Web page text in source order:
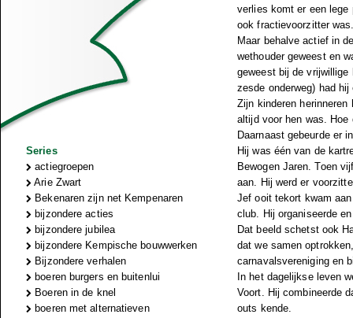
Series
actiegroepen
Arie Zwart
Bekenaren zijn net Kempenaren
bijzondere acties
bijzondere jubilea
bijzondere Kempische bouwwerken
Bijzondere verhalen
boeren burgers en buitenlui
Boeren in de knel
boeren met alternatieven
verlies komt er een lege
ook fractievoorzitter
Maar behalve actief in
wethouder geweest en
geweest bij de vrijwillige
zesde onderweg) had
Zijn kinderen
altijd voor hen was.
Daarnaast gebeurde er
Hij was één van de
Bewogen Jaren. Toen
aan. Hij werd er
Jef ooit tekort kwam
club. Hij organiseerde
Dat beeld schetst ook
dat we samen
carnavalsvereniging en
In het dagelijkse leven
Voort. Hij combineerde
outs kende.